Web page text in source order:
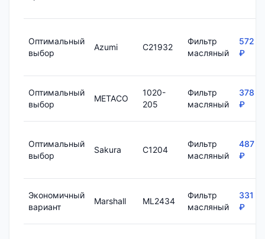
Оптимальный
выбор
Azumi C21932
Фильтр
масляный
572
₽
Оптимальный
выбор
METACO
1020-
205
Фильтр
масляный
378
₽
Оптимальный
выбор
Sakura C1204
Фильтр
масляный
487
₽
Экономичный
вариант
Marshall ML2434
Фильтр
масляный
331
₽